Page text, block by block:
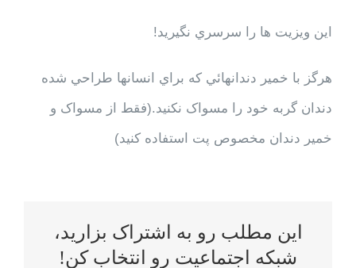
اين ويزيت ها را سرسري نگيريد!
هرگز با خمير دندانهائي که براي انسانها طراحي شده
دندان گربه خود را مسواک نکنيد.(فقط از مسواک و
خمير دندان مخصوص پت استفاده کنيد)
این مطلب رو به اشتراک بزارید،
شبکه اجتماعیت رو انتخاب کن!